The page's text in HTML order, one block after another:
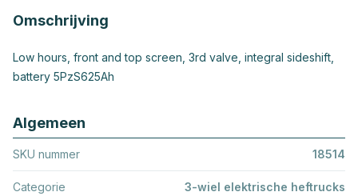
Omschrijving
Low hours, front and top screen, 3rd valve, integral sideshift,
battery 5PzS625Ah
Algemeen
SKU nummer 18514
Categorie 3-wiel elektrische heftrucks